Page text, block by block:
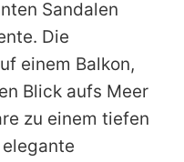
Sandalen
Die
einem Balkon,
Blick aufs Meer
zu einem tiefen